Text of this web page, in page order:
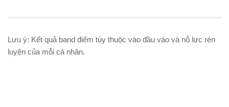
Lưu ý: Kết quả band điểm tùy thuộc vào đầu vào và nỗ lực rèn
luyện của mỗi cá nhân.